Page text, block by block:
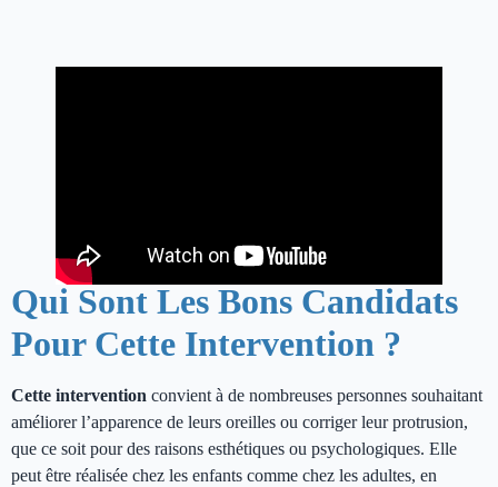
Qui Sont Les Bons Candidats
Pour Cette Intervention ?
Cette intervention convient à de nombreuses personnes souhaitant
améliorer l’apparence de leurs oreilles ou corriger leur protrusion,
que ce soit pour des raisons esthétiques ou psychologiques. Elle
peut être réalisée chez les enfants comme chez les adultes, en